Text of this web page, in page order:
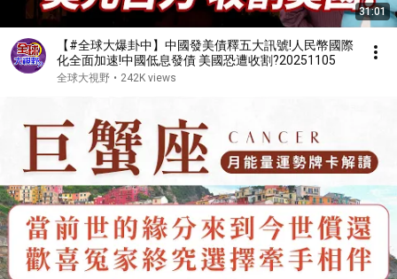
31:01
【#全球大爆卦中】中國發美債釋五大訊號!人民幣國際
化全面加速!中國低息發債 美國恐遭收割?20251105
全球大視野 • 242K views